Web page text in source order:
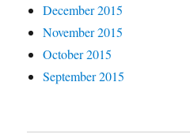
December 2015
November 2015
October 2015
September 2015